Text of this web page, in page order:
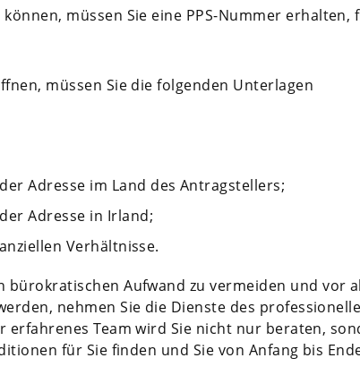
müssen Sie eine PPS-Nummer erhalten,
müssen Sie die folgenden Unterlagen
Adresse im Land des Antragstellers;
Adresse in Irland;
Verhältnisse.
bürokratischen Aufwand zu vermeiden und vor
nehmen Sie die Dienste des
erfahrenes Team wird Sie nicht nur beraten,
für Sie finden und Sie von Anfang bis